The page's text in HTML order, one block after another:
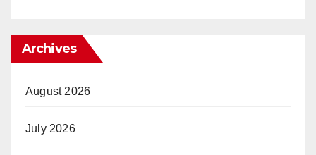
Archives
August 2026
July 2026